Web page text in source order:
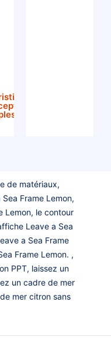
de matériaux,
Frame Lemon,
Lemon, le contour
Leave a Sea
a Sea Frame
Frame Lemon. ,
PPT, laissez un
un cadre de mer
mer citron sans